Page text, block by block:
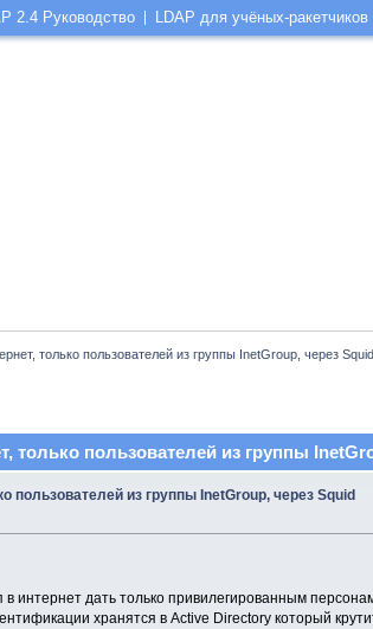
только пользователей из группы InetGroup, через Squid
только пользователей из группы
пользователей из группы InetGroup, через Squid
интернет дать только привилегированным
хранятся в Active Directory который
2.4 Руководство LDAP для учёных-ракетчиков